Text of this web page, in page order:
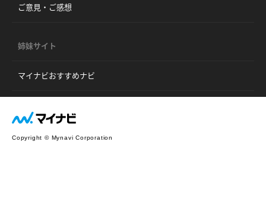
ご意見・ご感想
姉妹サイト
マイナビおすすめナビ
Copyright © Mynavi Corporation